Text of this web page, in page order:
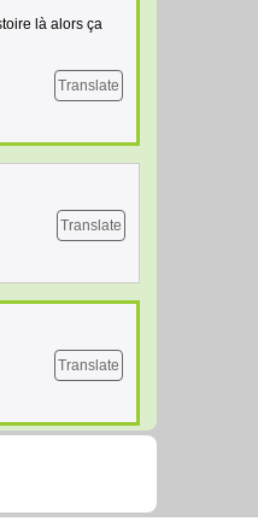
là alors ça
Translate
Translate
Translate